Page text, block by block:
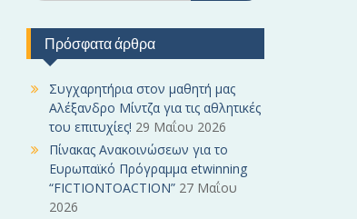
r
Πρόσφατα άρθρα
Συγχαρητήρια στον μαθητή μας
Αλέξανδρο Μίντζα για τις αθλητικές
του επιτυχίες! 29 Μαΐου 2026
Πίνακας Ανακοινώσεων για το
Ευρωπαϊκό Πρόγραμμα etwinning
“FICTIONTOACTION” 27 Μαΐου
2026